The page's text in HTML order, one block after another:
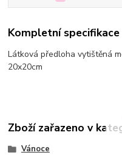
Kompletní specifikace
Látková předloha vytištěná
20x20cm
Zboží zařazeno v
Vánoce